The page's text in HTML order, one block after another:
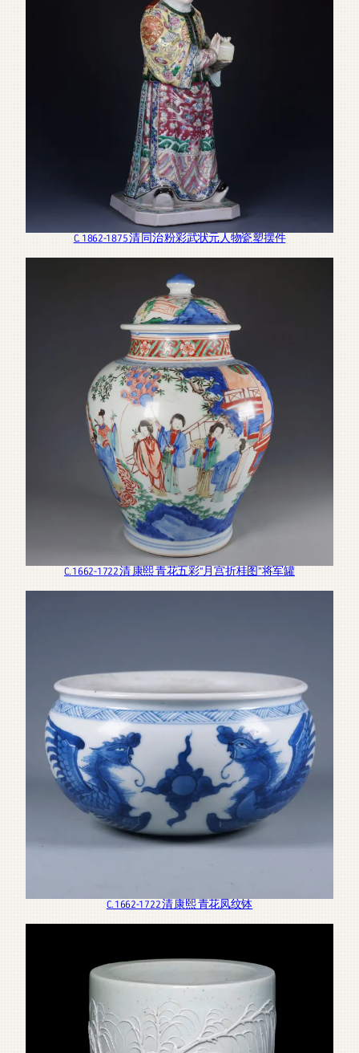
C. 1862-1875 清 同治 粉彩武状元人物瓷塑摆件
C. 1662-1722 清 康熙 青花五彩“月宫折桂图”将军罐
C. 1662-1722 清 康熙 青花凤纹钵